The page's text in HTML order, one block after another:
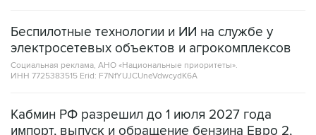
Беспилотные технологии и ИИ на службе у
электросетевых объектов и агрокомплексов
Социальная реклама, АНО «Национальные приоритеты».
ИНН 7725383515 Erid: F7NfYUJCUneVdwcydK6A
Кабмин РФ разрешил до 1 июля 2027 года
импорт, выпуск и обращение бензина Евро 2,